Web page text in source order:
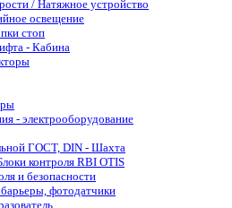
/ Натяжное устройство
освещение
стоп
- Кабина
- электрооборудование
ГОСТ, DIN - Шахта
контроля RBI OTIS
и безопасности
фотодатчики